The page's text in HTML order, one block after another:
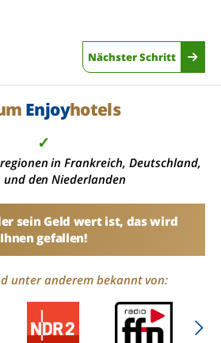
Nächster Schritt
Enjoyhotels
✓
in Frankreich, Deutschland,
und den Niederlanden
sein Geld wert ist, das wird
Ihnen gefallen!
unter anderem bekannt von: